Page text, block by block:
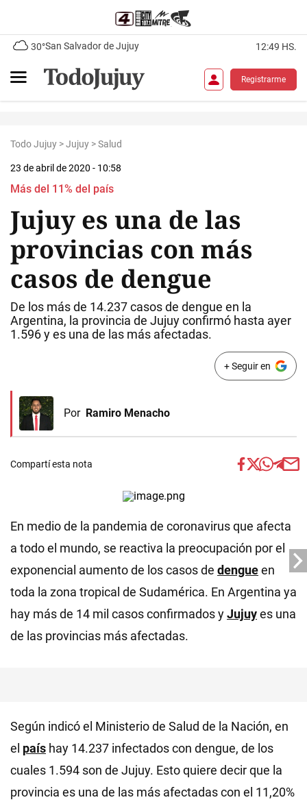
30°San Salvador de Jujuy 12:49 HS.
Registrarme
Todo Jujuy >Jujuy >Salud
23 de abril de 2020 - 10:58
Más del 11% del país
Jujuy es una de las
provincias con más
casos de dengue
De los más de 14.237 casos de dengue en la
Argentina, la provincia de Jujuy confirmó hasta ayer
1.596 y es una de las más afectadas.
+ Seguir en
Por Ramiro Menacho
Compartí esta nota
En medio de la pandemia de coronavirus que afecta
a todo el mundo, se reactiva la preocupación por el
exponencial aumento de los casos de dengueen
toda la zona tropical de Sudamérica. En Argentina ya
hay más de 14 mil casos confirmados yJujuyes una
de las provincias más afectadas.
Según indicó el Ministerio de Salud de la Nación, en
el país hay 14.237 infectados con dengue, de los
cuales 1.594 son de Jujuy. Esto quiere decir que la
provincia es una de las más afectadas con el 11,20%